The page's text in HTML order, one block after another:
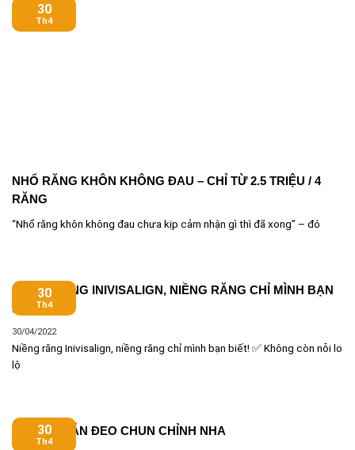
NHỔ RĂNG KHÔN KHÔNG ĐAU – CHỈ TỪ 2.5 TRIỆU / 4
RĂNG
“Nhổ răng khôn không đau chưa kịp cảm nhận gì thì đã xong” – đó
30
Th4
NIỀNG RĂNG INIVISALIGN, NIỀNG RĂNG CHỈ MÌNH BẠN
BIẾT!
30/04/2022
Niềng răng Inivisalign, niềng răng chỉ mình bạn biết! ✅ Không còn nỗi lo
lộ
30
Th4
HƯỚNG DẪN ĐEO CHUN CHỈNH NHA
30
Th4